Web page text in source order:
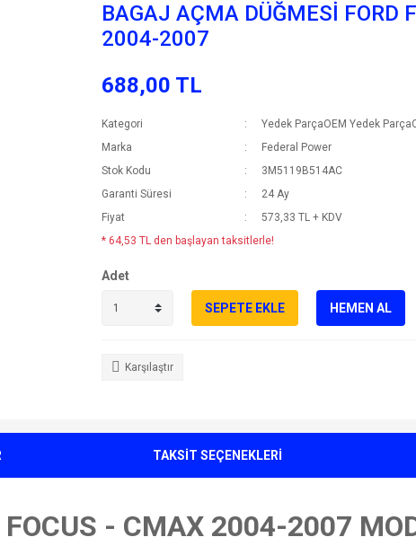
BAGAJ AÇMA DÜĞMESİ FORD
2004-2007
688,00 TL
Kategori
Yedek ParçaOEM Yedek
Marka
Federal Power
Stok Kodu
3M5119B514AC
Garanti Süresi
24 Ay
Fiyat
573,33 TL + KDV
* 64,53 TL den başlayan taksitlerle!
Adet
SEPETE EKLE HEMEN AL
Karşılaştır
TAKSİT SEÇENEKLERİ
- CMAX 2004-2007